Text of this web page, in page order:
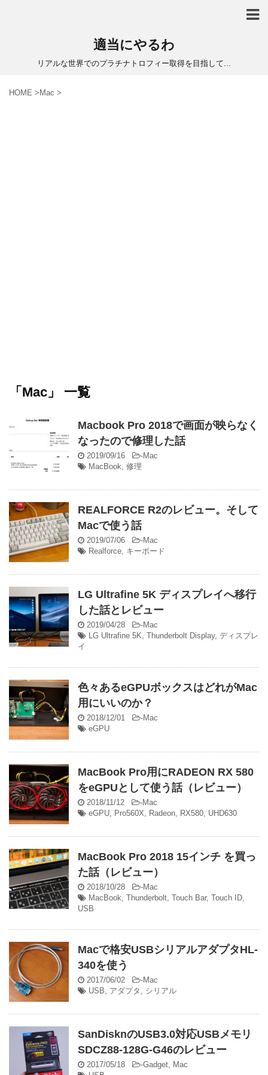
適当にやるわ
リアルな世界でのプラチナトロフィー取得を目指して...
HOME > Mac >
「Mac」 一覧
Macbook Pro 2018で画面が映らなく
なったので修理した話
2019/09/16 -Mac
MacBook, 修理
REALFORCE R2のレビュー。そして
Macで使う話
2019/07/06 -Mac
Realforce, キーボード
LG Ultrafine 5K ディスプレイへ移行
した話とレビュー
2019/04/28 -Mac
LG Ultrafine 5K, Thunderbolt Display, ディスプレ
イ
色々あるeGPUボックスはどれがMac
用にいいのか？
2018/12/01 -Mac
eGPU
MacBook Pro用にRADEON RX 580
をeGPUとして使う話（レビュー）
2018/11/12 -Mac
eGPU, Pro560X, Radeon, RX580, UHD630
MacBook Pro 2018 15インチ を買っ
た話（レビュー）
2018/10/28 -Mac
MacBook, Thunderbolt, Touch Bar, Touch ID,
USB
Macで格安USBシリアルアダプタHL-
340を使う
2017/06/02 -Mac
USB, アダプタ , シリアル
SanDisknのUSB3.0対応USBメモリ
SDCZ88-128G-G46のレビュー
2017/05/18 -Gadget, Mac